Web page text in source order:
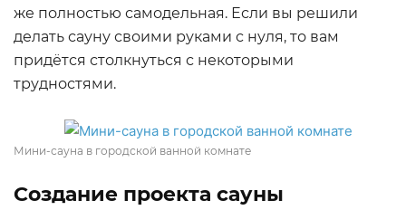
же полностью самодельная. Если вы решили
делать сауну своими руками с нуля, то вам
придётся столкнуться с некоторыми
трудностями.
Мини-сауна в городской ванной комнате
Создание проекта сауны